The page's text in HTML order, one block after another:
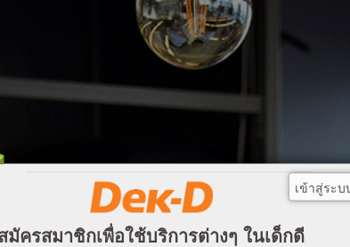
มัครสมาชิกเพื่อใช้บริการต่างๆ ในเด็กดี
เข้าสู่ระบ